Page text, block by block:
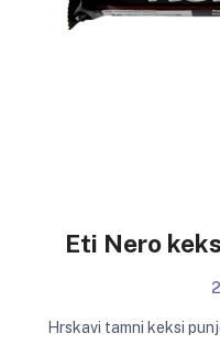
Eti Nero
Hrskavi tamni keksi